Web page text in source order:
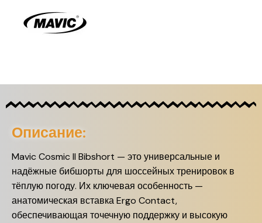
Описание:
Mavic Cosmic II Bibshort — это универсальные и
надёжные бибшорты для шоссейных тренировок в
тёплую погоду. Их ключевая особенность —
анатомическая вставка Ergo Contact,
обеспечивающая точечную поддержку и высокую